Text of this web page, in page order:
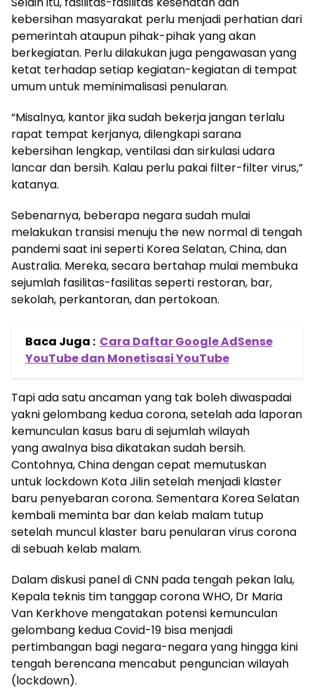
kebersihan masyarakat perlu menjadi perhatian dari
pemerintah ataupun pihak-pihak yang akan
berkegiatan. Perlu dilakukan juga pengawasan yang
ketat terhadap setiap kegiatan-kegiatan di tempat
umum untuk meminimalisasi penularan.
“Misalnya, kantor jika sudah bekerja jangan terlalu
rapat tempat kerjanya, dilengkapi sarana
kebersihan lengkap, ventilasi dan sirkulasi udara
lancar dan bersih. Kalau perlu pakai filter-filter virus,”
katanya.
Sebenarnya, beberapa negara sudah mulai
melakukan transisi menuju the new normal di tengah
pandemi saat ini seperti Korea Selatan, China, dan
Australia. Mereka, secara bertahap mulai membuka
sejumlah fasilitas-fasilitas seperti restoran, bar,
sekolah, perkantoran, dan pertokoan.
Baca Juga : Cara Daftar Google AdSense
YouTube dan Monetisasi YouTube
Tapi ada satu ancaman yang tak boleh diwaspadai
yakni gelombang kedua corona, setelah ada laporan
kemunculan kasus baru di sejumlah wilayah
yang awalnya bisa dikatakan sudah bersih.
Contohnya, China dengan cepat memutuskan
untuk lockdown Kota Jilin setelah menjadi klaster
baru penyebaran corona. Sementara Korea Selatan
kembali meminta bar dan kelab malam tutup
setelah muncul klaster baru penularan virus corona
di sebuah kelab malam.
Dalam diskusi panel di CNN pada tengah pekan lalu,
Kepala teknis tim tanggap corona WHO, Dr Maria
Van Kerkhove mengatakan potensi kemunculan
gelombang kedua Covid-19 bisa menjadi
pertimbangan bagi negara-negara yang hingga kini
tengah berencana mencabut penguncian wilayah
(lockdown).